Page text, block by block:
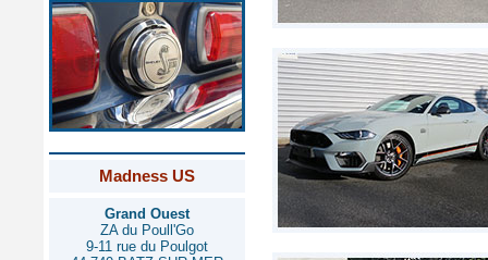
Madness US
Grand Ouest
ZA du Poull'Go
9-11 rue du Poulgot